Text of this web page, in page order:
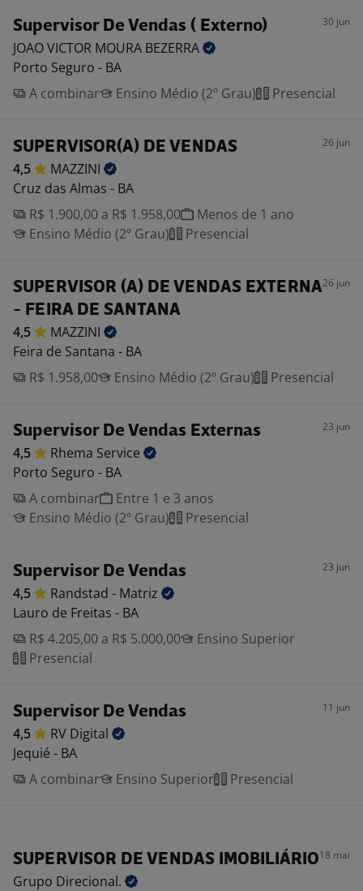
Supervisor De Vendas ( Externo) 30 jun
JOAO VICTOR MOURA BEZERRA
Porto Seguro - BA
A combinar
Ensino Médio (2º Grau) Presencial
SUPERVISOR(A) DE VENDAS 26 jun
4,5
MAZZINI
Cruz das Almas - BA
R$ 1.900,00 a R$ 1.958,00
Menos de 1 ano
Ensino Médio (2º Grau)
Presencial
SUPERVISOR (A) DE VENDAS EXTERNA
- FEIRA DE SANTANA
26 jun
4,5
MAZZINI
Feira de Santana - BA
R$ 1.958,00
Ensino Médio (2º Grau) Presencial
Supervisor De Vendas Externas 23 jun
4,5 Rhema Service
Porto Seguro - BA
A combinar
Entre 1 e 3 anos
Ensino Médio (2º Grau)
Presencial
Supervisor De Vendas 23 jun
4,5 Randstad - Matriz
Lauro de Freitas - BA
R$ 4.205,00 a R$ 5.000,00
Ensino Superior
Presencial
Supervisor De Vendas 11 jun
4,5 RV Digital
Jequié - BA
A combinar
Ensino Superior Presencial
SUPERVISOR DE VENDAS IMOBILIÁRIO18 mai
Grupo Direcional.